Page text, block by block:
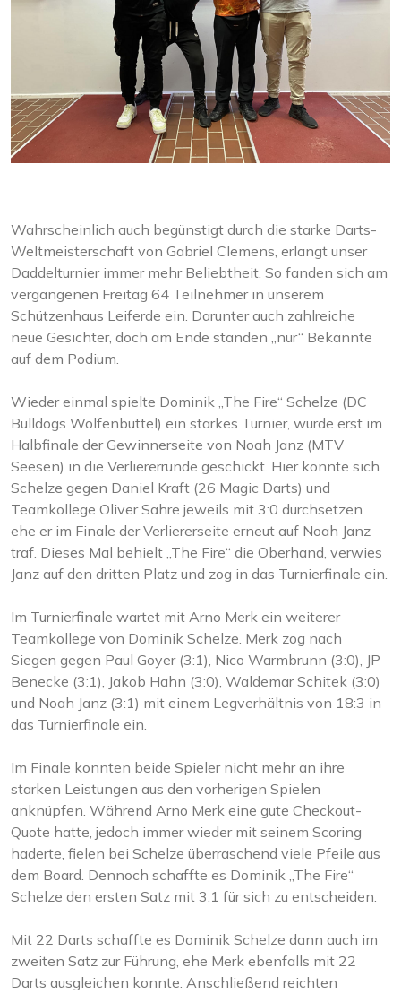
Wahrscheinlich auch begünstigt durch die starke Darts-
Weltmeisterschaft von Gabriel Clemens, erlangt unser
Daddelturnier immer mehr Beliebtheit. So fanden sich am
vergangenen Freitag 64 Teilnehmer in unserem
Schützenhaus Leiferde ein. Darunter auch zahlreiche
neue Gesichter, doch am Ende standen „nur“ Bekannte
auf dem Podium.
Wieder einmal spielte Dominik „The Fire“ Schelze (DC
Bulldogs Wolfenbüttel) ein starkes Turnier, wurde erst im
Halbfinale der Gewinnerseite von Noah Janz (MTV
Seesen) in die Verliererrunde geschickt. Hier konnte sich
Schelze gegen Daniel Kraft (26 Magic Darts) und
Teamkollege Oliver Sahre jeweils mit 3:0 durchsetzen
ehe er im Finale der Verliererseite erneut auf Noah Janz
traf. Dieses Mal behielt „The Fire“ die Oberhand, verwies
Janz auf den dritten Platz und zog in das Turnierfinale ein.
Im Turnierfinale wartet mit Arno Merk ein weiterer
Teamkollege von Dominik Schelze. Merk zog nach
Siegen gegen Paul Goyer (3:1), Nico Warmbrunn (3:0), JP
Benecke (3:1), Jakob Hahn (3:0), Waldemar Schitek (3:0)
und Noah Janz (3:1) mit einem Legverhältnis von 18:3 in
das Turnierfinale ein.
Im Finale konnten beide Spieler nicht mehr an ihre
starken Leistungen aus den vorherigen Spielen
anknüpfen. Während Arno Merk eine gute Checkout-
Quote hatte, jedoch immer wieder mit seinem Scoring
haderte, fielen bei Schelze überraschend viele Pfeile aus
dem Board. Dennoch schaffte es Dominik „The Fire“
Schelze den ersten Satz mit 3:1 für sich zu entscheiden.
Mit 22 Darts schaffte es Dominik Schelze dann auch im
zweiten Satz zur Führung, ehe Merk ebenfalls mit 22
Darts ausgleichen konnte. Anschließend reichten